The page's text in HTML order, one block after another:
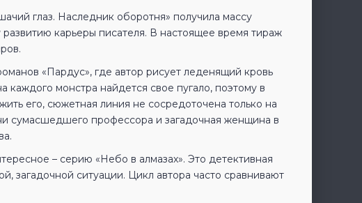
глаз. Наследник оборотня» получила массу
карьеры писателя. В настоящее время тираж
«Пардус», где автор рисует леденящий кровь
монстра найдется свое пугало, поэтому в
его, сюжетная линия не сосредоточена только на
сумасшедшего профессора и загадочная женщина в
– серию «Небо в алмазах». Это детективная
загадочной ситуации. Цикл автора часто сравнивают